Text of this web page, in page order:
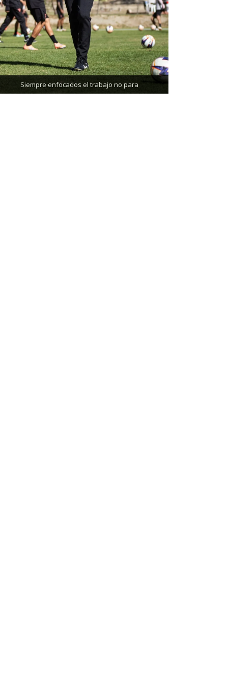
Siempre enfocados el trabajo no para
Trabajando enfocados, listos para el partido de
mañana